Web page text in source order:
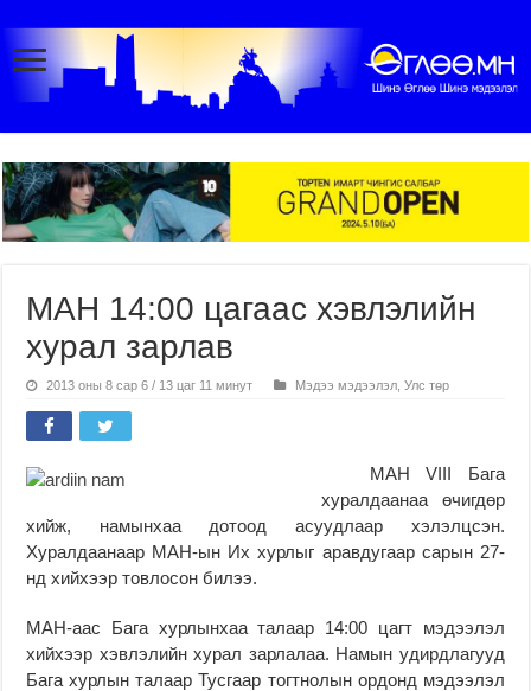
МАН 14:00 цагаас хэвлэлийн
хурал зарлав
2013 оны 8 сар 6 / 13 цаг 11 минут Мэдээ мэдээлэл ,Улс төр
МАН VIII Бага
хуралдаанаа өчигдөр
хийж, намынхаа дотоод асуудлаар хэлэлцсэн.
Хуралдаанаар МАН-ын Их хурлыг аравдугаар сарын 27-
нд хийхээр товлосон билээ.
МАН-аас Бага хурлынхаа талаар 14:00 цагт мэдээлэл
хийхээр хэвлэлийн хурал зарлалаа. Намын удирдлагууд
Бага хурлын талаар Тусгаар тогтнолын ордонд мэдээлэл